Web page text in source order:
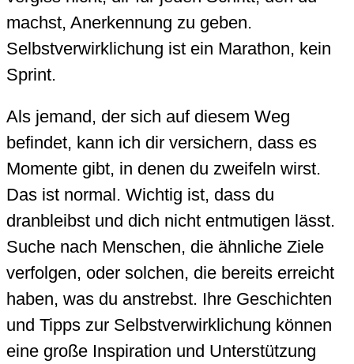
machst, Anerkennung zu geben.
Selbstverwirklichung ist ein Marathon, kein
Sprint.
Als jemand, der sich auf diesem Weg
befindet, kann ich dir versichern, dass es
Momente gibt, in denen du zweifeln wirst.
Das ist normal. Wichtig ist, dass du
dranbleibst und dich nicht entmutigen lässt.
Suche nach Menschen, die ähnliche Ziele
verfolgen, oder solchen, die bereits erreicht
haben, was du anstrebst. Ihre Geschichten
und Tipps zur Selbstverwirklichung können
eine große Inspiration und Unterstützung